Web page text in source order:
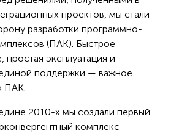
проектов, мы стали
разработки программно-
(ПАК). Быстрое
простая эксплуатация и
поддержки — важное
ПАК.
2010-х мы создали первый
комплекс